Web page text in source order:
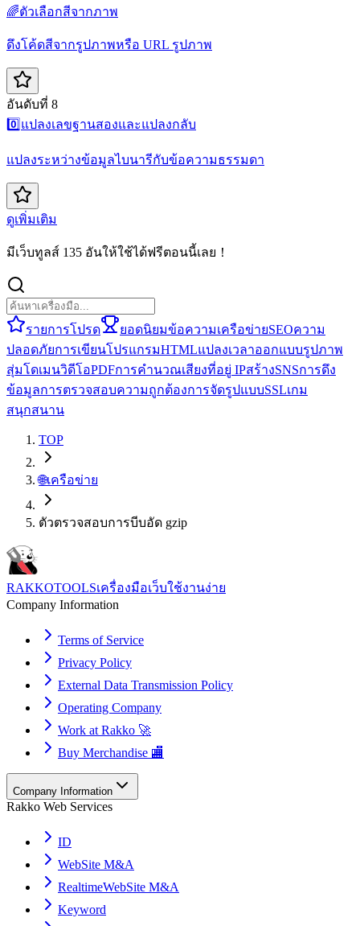
🌈ตัวเลือกสีจากภาพ
ดึงโค้ดสีจากรูปภาพหรือ URL รูปภาพ
อันดับที่ 8
0️⃣ แปลงเลขฐานสองและแปลงกลับ
แปลงระหว่างข้อมูลไบนารีกับข้อความธรรมดา
ดูเพิ่มเติม
มีเว็บทูลส์ 135 อันให้ใช้ได้ฟรีตอนนี้เลย！
รายการโปรด ยอดนิยมข้อความเครือข่ายSEOความ
ปลอดภัยการเขียนโปรแกรมHTMLแปลงเวลาออกแบบรูปภาพ
สุ่มโดเมนวิดีโอPDFการคำนวณเสียงที่อยู่ IPสร้างSNSการดึง
ข้อมูลการตรวจสอบความถูกต้องการจัดรูปแบบSSLเกม
สนุกสนาน
TOP
🌐เครือข่าย
ตัวตรวจสอบการบีบอัด gzip
RAKKOTOOLSเครื่องมือเว็บใช้งานง่าย
Company Information
Terms of Service
Privacy Policy
External Data Transmission Policy
Operating Company
Work at Rakko 🚀
Buy Merchandise 🏬
Company Information
Rakko Web Services
ID
WebSite M&A
RealtimeWebSite M&A
Keyword